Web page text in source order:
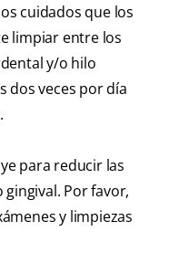
cuidados que los
limpiar entre los
y/o hilo
dos veces por día
para reducir las
Por favor,
y limpiezas